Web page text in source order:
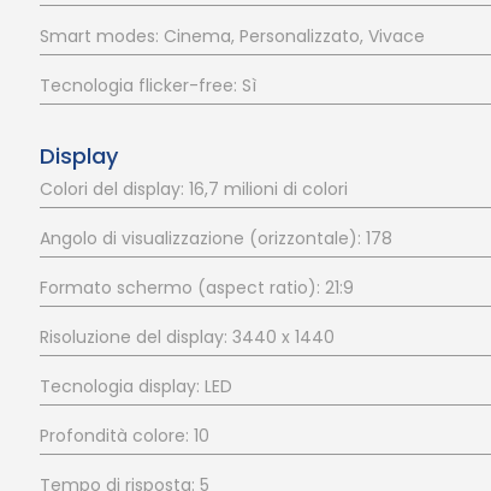
Smart modes: Cinema, Personalizzato, Vivace
Tecnologia flicker-free: Sì
Display
Colori del display: 16,7 milioni di colori
Angolo di visualizzazione (orizzontale): 178
Formato schermo (aspect ratio): 21:9
Risoluzione del display: 3440 x 1440
Tecnologia display: LED
Profondità colore: 10
Tempo di risposta: 5